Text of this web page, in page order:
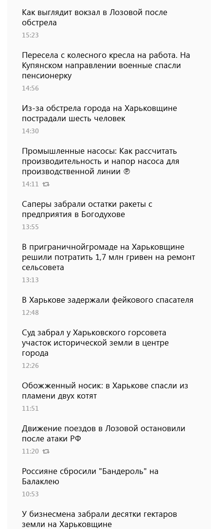
Как выглядит вокзал в Лозовой после
обстрела
15:23
Пересела с колесного кресла на работа. На
Купянском направлении военные спасли
пенсионерку
14:56
Из-за обстрела города на Харьковщине
пострадали шесть человек
14:30
Промышленные насосы: Как рассчитать
производительность и напор насоса для
производственной линии ℗
14:11
Саперы забрали остатки ракеты с
предприятия в Богодухове
13:55
В приграничнойгромаде на Харьковщине
решили потратить 1,7 млн ​​гривен на ремонт
сельсовета
13:13
В Харькове задержали фейкового спасателя
12:48
Суд забрал у Харьковского горсовета
участок исторической земли в центре
города
12:26
Обожженный носик: в Харькове спасли из
пламени двух котят
11:51
Движение поездов в Лозовой остановили
после атаки РФ
11:20
Россияне сбросили "Бандероль" на
Балаклею
10:53
У бизнесмена забрали десятки гектаров
земли на Харьковщине